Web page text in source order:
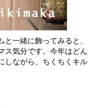
一緒に飾ってみると、
ス気分です。今年はどん
しながら、ちくちくキル